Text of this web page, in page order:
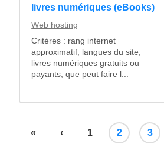
livres numériques (eBooks)
Web hosting
Critères : rang internet
approximatif, langues du site,
livres numériques gratuits ou
payants, que peut faire l...
« ‹ 1 2 3